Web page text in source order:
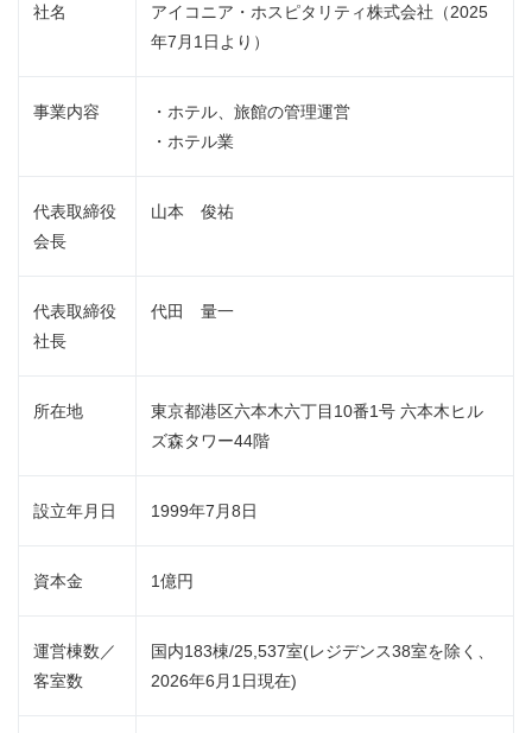
社名
アイコニア・ホスピタリティ株式会社（2025
年7月1日より）
事業内容
・ホテル、旅館の管理運営
・ホテル業
代表取締役
会長
山本 俊祐
代表取締役
社長
代田 量一
所在地
東京都港区六本木六丁目10番1号 六本木ヒル
ズ森タワー44階
設立年月日 1999年7月8日
資本金 1億円
運営棟数／
客室数
国内183棟/25,537室(レジデンス38室を除く、
2026年6月1日現在)